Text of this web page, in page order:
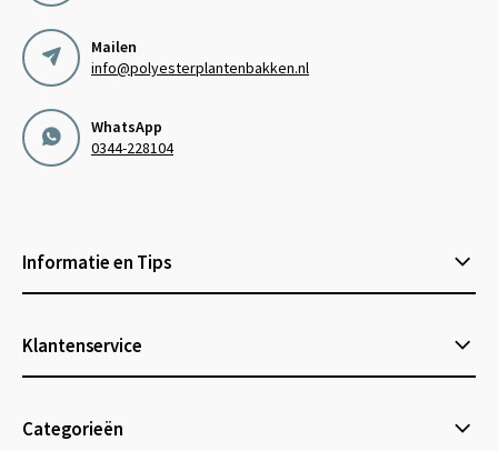
Mailen
info@polyesterplantenbakken.nl
WhatsApp
0344-228104
Informatie en Tips
Klantenservice
Categorieën